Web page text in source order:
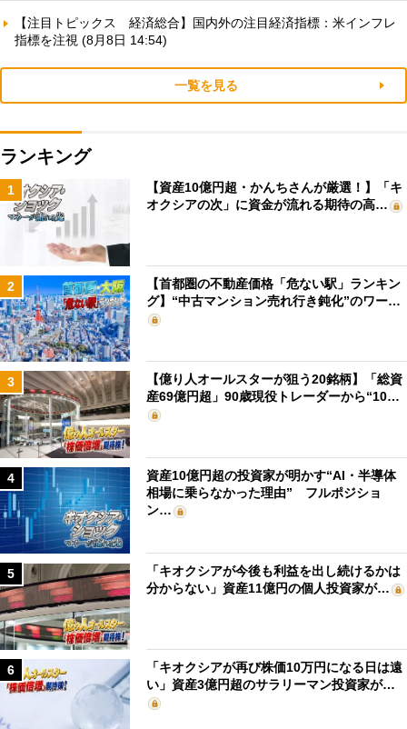
【注目トピックス 経済総合】国内外の注目経済指標：米インフレ
指標を注視 (8月8日 14:54)
一覧を見る
ランキング
1
【資産10億円超・かんちさんが厳選！】「キ
オクシアの次」に資金が流れる期待の高…
2
【首都圏の不動産価格「危ない駅」ランキン
グ】“中古マンション売れ行き鈍化”のワー…
3
【億り人オールスターが狙う20銘柄】「総資
産69億円超」90歳現役トレーダーから“10…
4
資産10億円超の投資家が明かす“AI・半導体
相場に乗らなかった理由” フルポジショ
ン…
5
「キオクシアが今後も利益を出し続けるかは
分からない」資産11億円の個人投資家が…
6
「キオクシアが再び株価10万円になる日は遠
い」資産3億円超のサラリーマン投資家が…